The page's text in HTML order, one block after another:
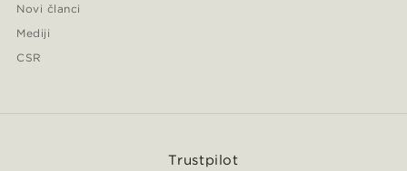
Novi članci
Mediji
CSR
Trustpilot